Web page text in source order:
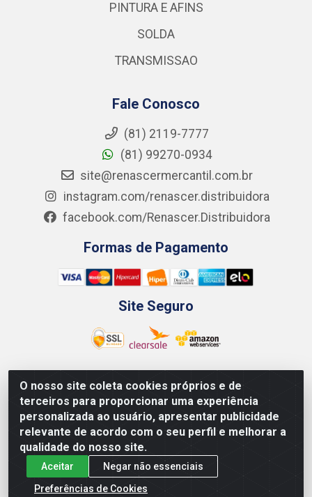
O nosso site coleta cookies próprios e de
terceiros para proporcionar uma experiência
personalizada ao usuário, apresentar publicidade
relevante de acordo com o seu perfil e melhorar a
qualidade do nosso site.
Aceitar
Negar não essenciais
Preferências de Cookies
PINTURA E AFINS
SOLDA
TRANSMISSAO
Fale Conosco
(81) 2119-7777
(81) 99270-0934
site@renascermercantil.com.br
instagram.com/renascer.distribuidora
facebook.com/Renascer.Distribuidora
Formas de Pagamento
Site Seguro
Renascer Distribuidora - Rua São Miguel, 1845 -
Afogados - Recife / PE - CEP 50850-000 - CNPJ
07.264.693/0001-79